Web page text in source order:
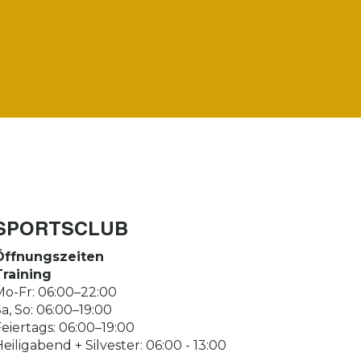
Fr: 06:00–22:00
So: 06:00–19:00
06:00–19:00
+ Silvester: 06:00 - 13:00